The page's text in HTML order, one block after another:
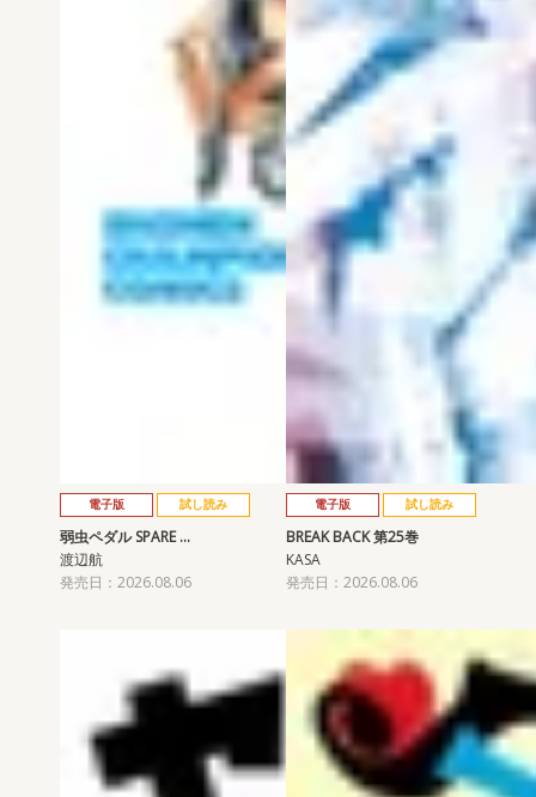
電子版 試し読み
弱虫ペダル SPARE …
渡辺航
発売日：2026.08.06
電子版 試し読み
BREAK BACK 第25巻
KASA
発売日：2026.08.06